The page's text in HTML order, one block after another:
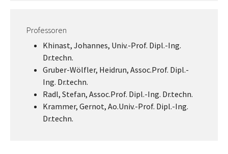
Professoren
Khinast, Johannes, Univ.-Prof. Dipl.-Ing.
Dr.techn.
Gruber-Wölfler, Heidrun, Assoc.Prof. Dipl.-
Ing. Dr.techn.
Radl, Stefan, Assoc.Prof. Dipl.-Ing. Dr.techn.
Krammer, Gernot, Ao.Univ.-Prof. Dipl.-Ing.
Dr.techn.